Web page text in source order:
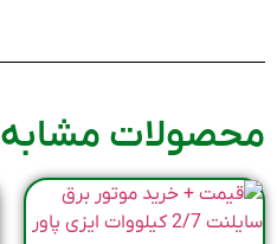
محصولات مشابه